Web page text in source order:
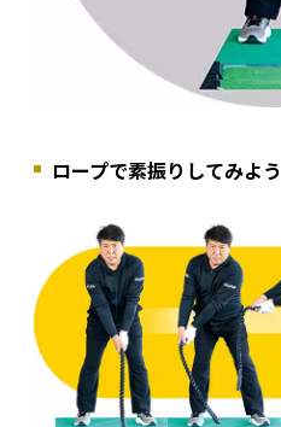
ロープで素振りしてみよう